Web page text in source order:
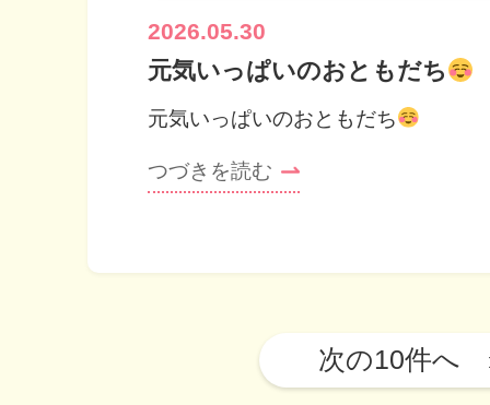
2026.05.30
元気いっぱいのおともだち
元気いっぱいのおともだち
つづきを読む